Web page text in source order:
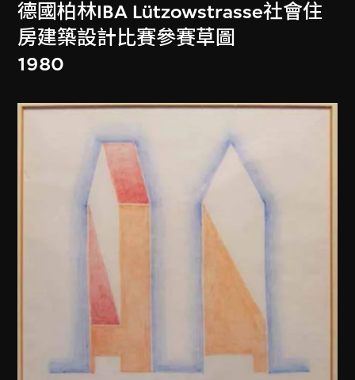
德國柏林IBA Lützowstrasse社會住
房建築設計比賽參賽草圖
1980